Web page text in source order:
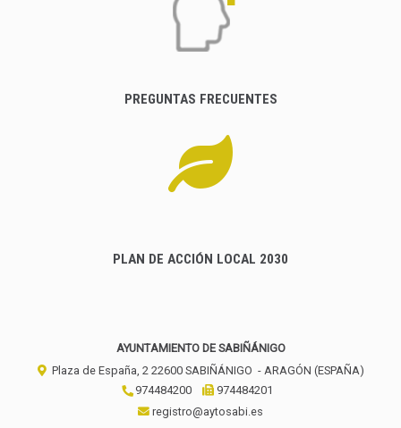
PREGUNTAS FRECUENTES
PLAN DE ACCIÓN LOCAL 2030
AYUNTAMIENTO DE SABIÑÁNIGO
Plaza de España, 2 22600 SABIÑÁNIGO - ARAGÓN (ESPAÑA)
974484200
974484201
registro@aytosabi.es